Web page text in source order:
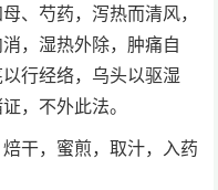
、芍药，泻热而清风，
，湿热外除，肿痛自
行经络，乌头以驱湿
，不外此法。
干，蜜煎，取汁，入药